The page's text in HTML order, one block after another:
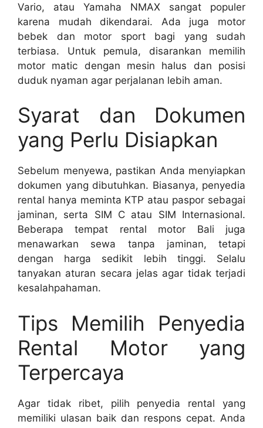
Vario, atau Yamaha NMAX sangat populer
karena mudah dikendarai. Ada juga motor
bebek dan motor sport bagi yang sudah
terbiasa. Untuk pemula, disarankan memilih
motor matic dengan mesin halus dan posisi
duduk nyaman agar perjalanan lebih aman.
Syarat dan Dokumen
yang Perlu Disiapkan
Sebelum menyewa, pastikan Anda menyiapkan
dokumen yang dibutuhkan. Biasanya, penyedia
rental hanya meminta KTP atau paspor sebagai
jaminan, serta SIM C atau SIM Internasional.
Beberapa tempat rental motor Bali juga
menawarkan sewa tanpa jaminan, tetapi
dengan harga sedikit lebih tinggi. Selalu
tanyakan aturan secara jelas agar tidak terjadi
kesalahpahaman.
Tips Memilih Penyedia
Rental Motor yang
Terpercaya
Agar tidak ribet, pilih penyedia rental yang
memiliki ulasan baik dan respons cepat. Anda